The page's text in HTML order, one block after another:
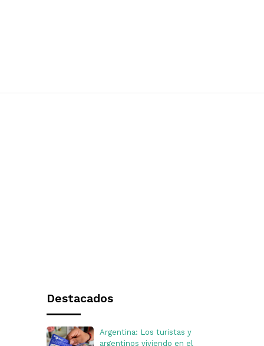
Destacados
Argentina: Los turistas y
argentinos viviendo en el